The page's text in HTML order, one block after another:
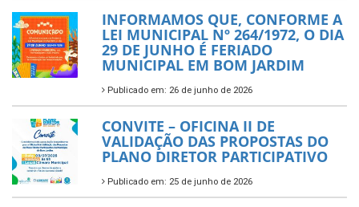
INFORMAMOS QUE, CONFORME A
LEI MUNICIPAL Nº 264/1972, O DIA
29 DE JUNHO É FERIADO
MUNICIPAL EM BOM JARDIM
Publicado em: 26 de junho de 2026
CONVITE – OFICINA II DE
VALIDAÇÃO DAS PROPOSTAS DO
PLANO DIRETOR PARTICIPATIVO
Publicado em: 25 de junho de 2026